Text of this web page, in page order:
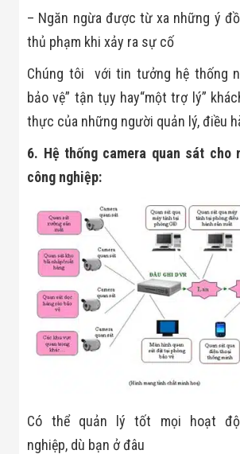
– Ngăn ngừa được từ xa những ý
thủ phạm khi xảy ra sự cố
Chúng tôi với tin tưởng hệ thống
bảo vệ” tận tụy hay“một trợ lý”
thực của những người quản lý, điều
6. Hệ thống camera quan sát cho
công nghiệp:
Có thể quản lý tốt mọi hoạt
nghiệp, dù bạn ở đâu